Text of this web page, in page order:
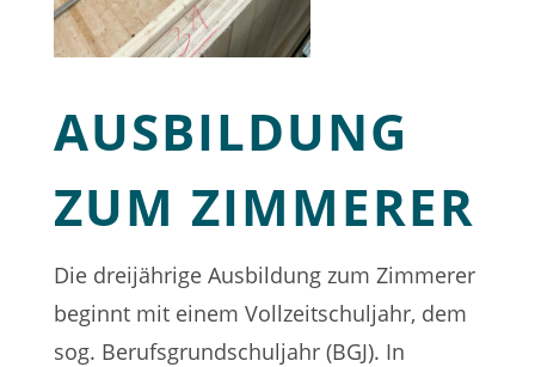
AUSBILDUNG
ZUM ZIMMERER
Die dreijährige Ausbildung zum Zimmerer
beginnt mit einem Vollzeitschuljahr, dem
sog. Berufsgrundschuljahr (BGJ). In